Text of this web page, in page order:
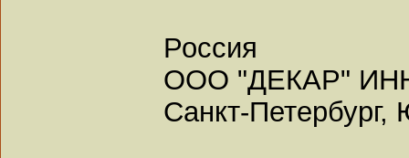
Россия
ООО "ДЕКАР" ИНН
Санкт-